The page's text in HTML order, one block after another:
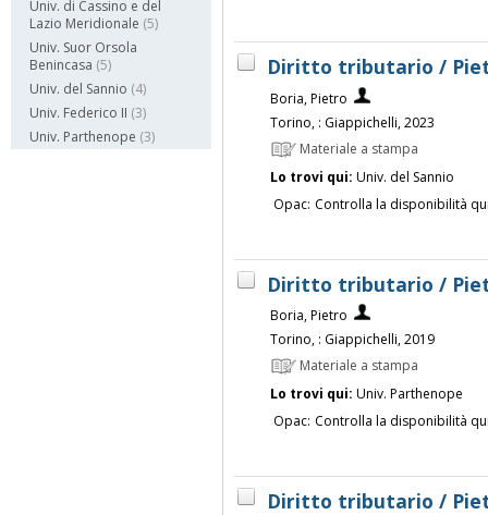
Univ. di Cassino e del
Lazio Meridionale (5)
Univ. Suor Orsola
Benincasa (5)
Univ. del Sannio (4)
Univ. Federico II (3)
Univ. Parthenope (3)
Diritto tributario /
Boria, Pietro
Torino, : Giappichelli, 2023
Materiale a stampa
Lo trovi qui: Univ. del Sannio
Opac: Controlla la disponibilità
Diritto tributario /
Boria, Pietro
Torino, : Giappichelli, 2019
Materiale a stampa
Lo trovi qui: Univ. Parthenope
Opac: Controlla la disponibilità
Diritto tributario /